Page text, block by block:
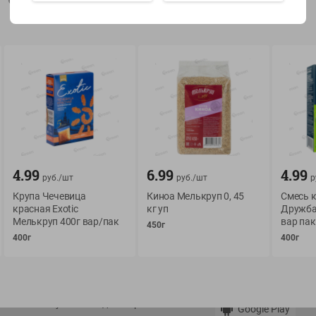
О сервисе
Условия доставки
Возврат товара
Оформление заказа
Мой Green
Обратная связь
Приложение Green c
Google Play
4.99 руб./шт
Крупа Чечевица
красная Exotic
Мелькруп 400г вар/пак
400г
6.99 руб./шт
Киноа Мелькруп 0, 45
кг уп
450г
4.99
Смесь
вар
400г